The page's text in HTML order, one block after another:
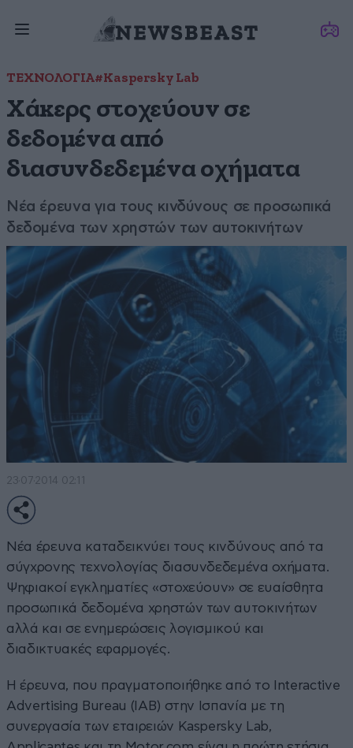
ΤΕΧΝΟΛΟΓΙΑ#Kaspersky Lab
Χάκερς στοχεύουν σε
δεδομένα από
διασυνδεδεμένα οχήματα
Νέα έρευνα για τους κινδύνους σε προσωπικά
δεδομένα των χρηστών των αυτοκινήτων
23·07·2014 02:11
Νέα έρευνα καταδεικνύει τους κινδύνους από τα
σύγχρονης τεχνολογίας διασυνδεδεμένα οχήματα.
Ψηφιακοί εγκληματίες «στοχεύουν» σε ευαίσθητα
προσωπικά δεδομένα χρηστών των αυτοκινήτων
αλλά και σε ενημερώσεις λογισμικού και
διαδικτυακές εφαρμογές.
Η έρευνα, που πραγματοποιήθηκε από το Interactive
Advertising Bureau (IAB) στην Ισπανία με τη
συνεργασία των εταιρειών Kaspersky Lab,